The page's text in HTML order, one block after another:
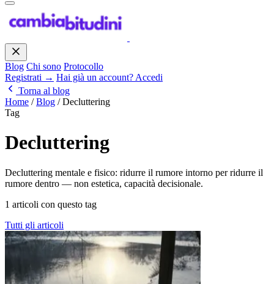
Blog Chi sono Protocollo
Registrati → Hai già un account? Accedi
Torna al blog
Home / Blog / Decluttering
Tag
Decluttering
Decluttering mentale e fisico: ridurre il rumore intorno per ridurre il
rumore dentro — non estetica, capacità decisionale.
1 articoli con questo tag
Tutti gli articoli